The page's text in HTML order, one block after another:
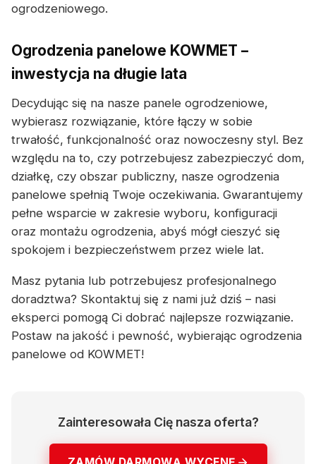
ogrodzeniowego.
Ogrodzenia panelowe KOWMET –
inwestycja na długie lata
Decydując się na nasze panele ogrodzeniowe,
wybierasz rozwiązanie, które łączy w sobie
trwałość, funkcjonalność oraz nowoczesny styl. Bez
względu na to, czy potrzebujesz zabezpieczyć dom,
działkę, czy obszar publiczny, nasze ogrodzenia
panelowe spełnią Twoje oczekiwania. Gwarantujemy
pełne wsparcie w zakresie wyboru, konfiguracji
oraz montażu ogrodzenia, abyś mógł cieszyć się
spokojem i bezpieczeństwem przez wiele lat.
Masz pytania lub potrzebujesz profesjonalnego
doradztwa? Skontaktuj się z nami już dziś – nasi
eksperci pomogą Ci dobrać najlepsze rozwiązanie.
Postaw na jakość i pewność, wybierając ogrodzenia
panelowe od KOWMET!
Zainteresowała Cię nasza oferta?